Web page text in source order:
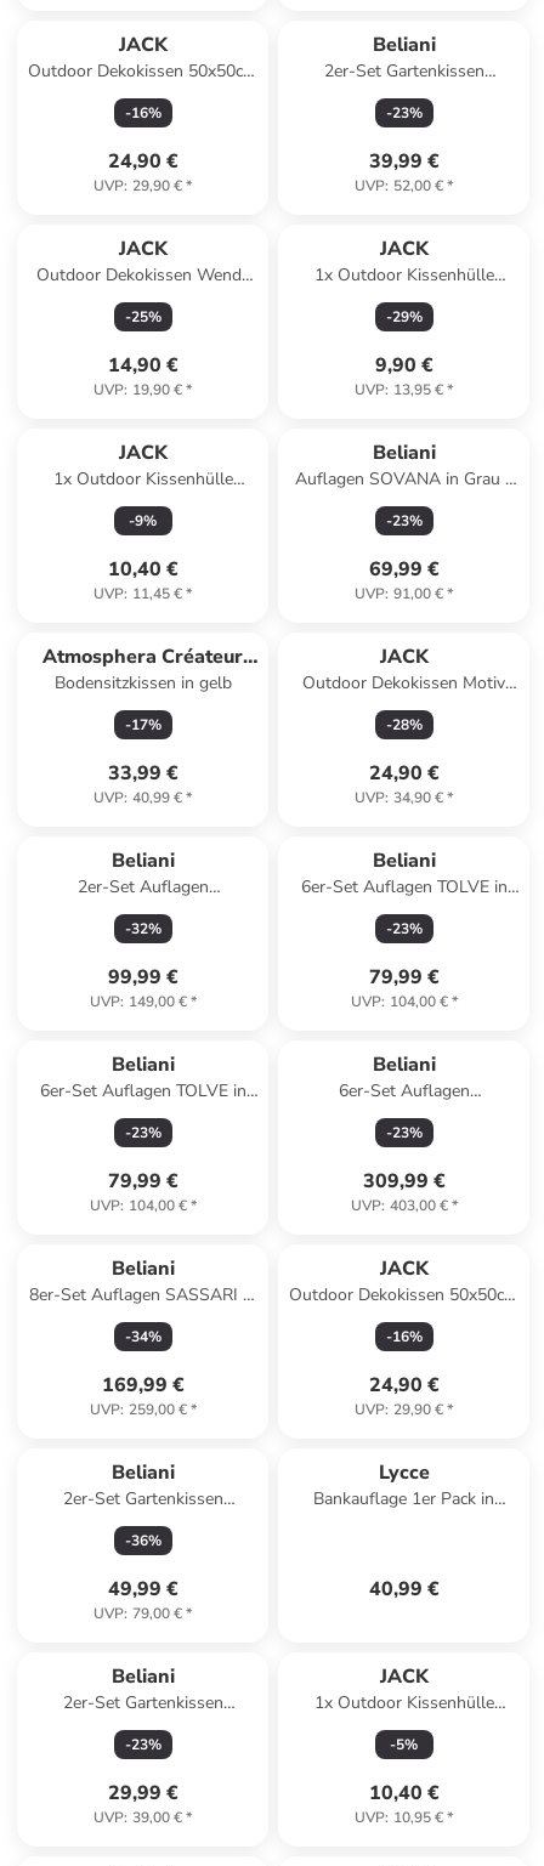
JACK
Outdoor Dekokissen 50x50cm
inkl. XXL Füllung in Marine
-16%
24,90 €
UVP: 29,90 €*
Beliani
2er-Set Gartenkissen
BOSQUE in Grün/Weiß
-23%
39,99 €
UVP: 52,00 €*
JACK
Outdoor Dekokissen Wende
30x50cm inkl. Füllung in
Elfenbein/Grau
-25%
14,90 €
UVP: 19,90 €*
JACK
1x Outdoor Kissenhülle
30x50cm Motiv in Blatt Grün
-29%
9,90 €
UVP: 13,95 €*
JACK
1x Outdoor Kissenhülle
45x45cm Uni in Grau
-9%
10,40 €
UVP: 11,45 €*
Beliani
Auflagen SOVANA in Grau -
(W) 108 x (H) 5 x (L) 45 cm
-23%
69,99 €
UVP: 91,00 €*
Atmosphera Créateur
d'intérieur
Bodensitzkissen in gelb
-17%
33,99 €
UVP: 40,99 €*
JACK
Outdoor Dekokissen Motiv
50x50cm Chillen in Braun
-28%
24,90 €
UVP: 34,90 €*
Beliani
2er-Set Auflagen
JAVA/AMANTEA in Blau
-32%
99,99 €
UVP: 149,00 €*
Beliani
6er-Set Auflagen TOLVE in
Gelb/Weiß
-23%
79,99 €
UVP: 104,00 €*
Beliani
6er-Set Auflagen TOLVE in
Grün/Weiß
-23%
79,99 €
UVP: 104,00 €*
Beliani
6er-Set Auflagen
JAVA/AMANTEA PREMIUM in
Blau
-23%
309,99 €
UVP: 403,00 €*
Beliani
8er-Set Auflagen SASSARI in
Blau/Weiß
-34%
169,99 €
UVP: 259,00 €*
JACK
Outdoor Dekokissen 50x50cm
inkl. XXL Füllung in Silber
-16%
24,90 €
UVP: 29,90 €*
Beliani
2er-Set Gartenkissen
POGGIO in Beige/Grün
-36%
49,99 €
UVP: 79,00 €*
Lycce
Bankauflage 1er Pack in
40,99 €
Beliani
2er-Set Gartenkissen
CERIANA in Blau/Rosa
-23%
29,99 €
UVP: 39,00 €*
JACK
1x Outdoor Kissenhülle
30x50cm Uni in Altrosa
-5%
10,40 €
UVP: 10,95 €*